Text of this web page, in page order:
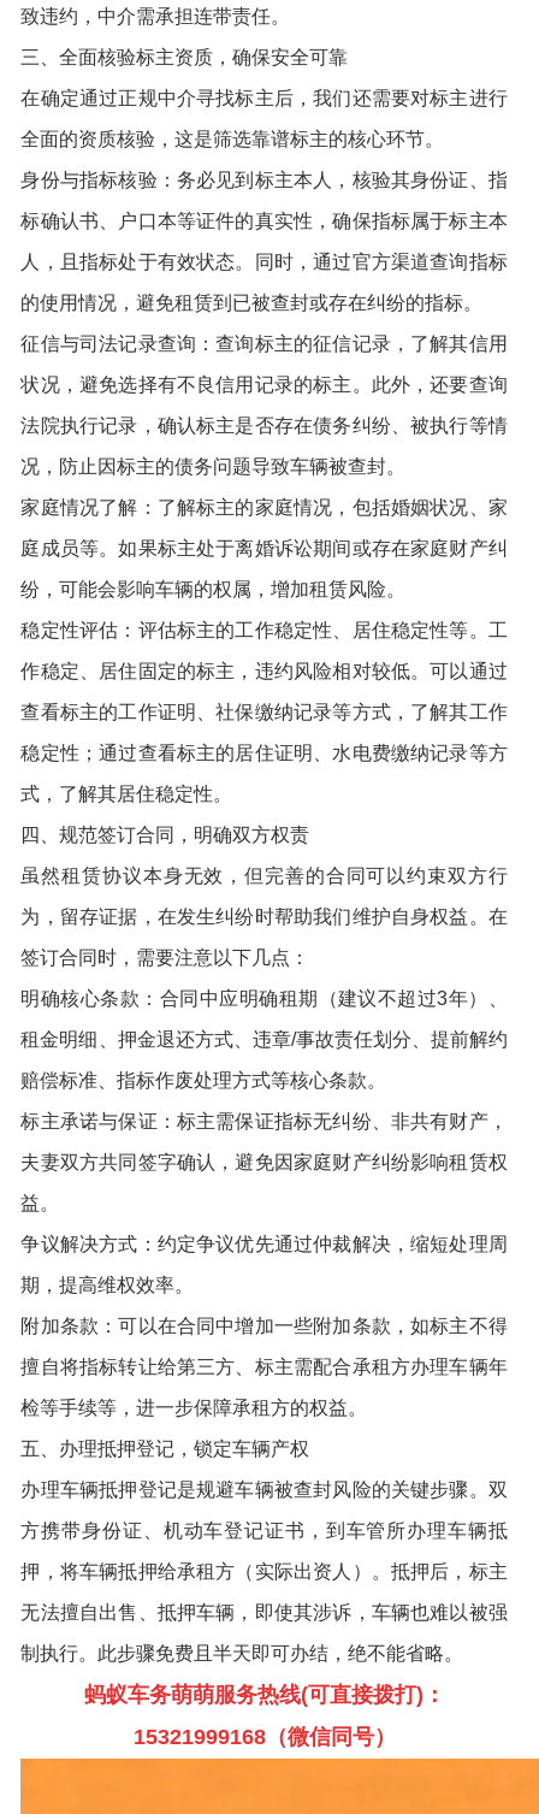
致违约，中介需承担连带责任。
三、全面核验标主资质，确保安全可靠
在确定通过正规中介寻找标主后，我们还需要对标主进行
全面的资质核验，这是筛选靠谱标主的核心环节。
身份与指标核验：务必见到标主本人，核验其身份证、指
标确认书、户口本等证件的真实性，确保指标属于标主本
人，且指标处于有效状态。同时，通过官方渠道查询指标
的使用情况，避免租赁到已被查封或存在纠纷的指标。
征信与司法记录查询：查询标主的征信记录，了解其信用
状况，避免选择有不良信用记录的标主。此外，还要查询
法院执行记录，确认标主是否存在债务纠纷、被执行等情
况，防止因标主的债务问题导致车辆被查封。
家庭情况了解：了解标主的家庭情况，包括婚姻状况、家
庭成员等。如果标主处于离婚诉讼期间或存在家庭财产纠
纷，可能会影响车辆的权属，增加租赁风险。
稳定性评估：评估标主的工作稳定性、居住稳定性等。工
作稳定、居住固定的标主，违约风险相对较低。可以通过
查看标主的工作证明、社保缴纳记录等方式，了解其工作
稳定性；通过查看标主的居住证明、水电费缴纳记录等方
式，了解其居住稳定性。
四、规范签订合同，明确双方权责
虽然租赁协议本身无效，但完善的合同可以约束双方行
为，留存证据，在发生纠纷时帮助我们维护自身权益。在
签订合同时，需要注意以下几点：
明确核心条款：合同中应明确租期（建议不超过3年）、
租金明细、押金退还方式、违章/事故责任划分、提前解约
赔偿标准、指标作废处理方式等核心条款。
标主承诺与保证：标主需保证指标无纠纷、非共有财产，
夫妻双方共同签字确认，避免因家庭财产纠纷影响租赁权
益。
争议解决方式：约定争议优先通过仲裁解决，缩短处理周
期，提高维权效率。
附加条款：可以在合同中增加一些附加条款，如标主不得
擅自将指标转让给第三方、标主需配合承租方办理车辆年
检等手续等，进一步保障承租方的权益。
五、办理抵押登记，锁定车辆产权
办理车辆抵押登记是规避车辆被查封风险的关键步骤。双
方携带身份证、机动车登记证书，到车管所办理车辆抵
押，将车辆抵押给承租方（实际出资人）。抵押后，标主
无法擅自出售、抵押车辆，即使其涉诉，车辆也难以被强
制执行。此步骤免费且半天即可办结，绝不能省略。
蚂蚁车务萌萌服务热线(可直接拨打)：
15321999168（微信同号）